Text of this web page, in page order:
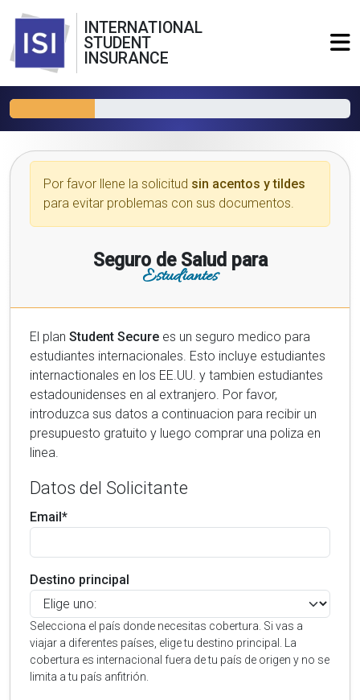
INTERNATIONAL
STUDENT
INSURANCE
Por favor llene la solicitud sin acentos y tildes
para evitar problemas con sus documentos.
Seguro de Salud para
Estudiantes
El plan Student Secure es un seguro medico para
estudiantes internacionales. Esto incluye estudiantes
internactionales en los EE.UU. y tambien estudiantes
estadounidenses en al extranjero. Por favor,
introduzca sus datos a continuacion para recibir un
presupuesto gratuito y luego comprar una poliza en
linea.
Datos del Solicitante
Email*
Destino principal
Selecciona el país donde necesitas cobertura. Si vas a
viajar a diferentes países, elige tu destino principal. La
cobertura es internacional fuera de tu país de origen y no se
limita a tu país anfitrión.